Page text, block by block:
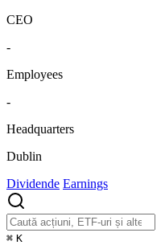
CEO
-
Employees
-
Headquarters
Dublin
Dividende Earnings
⌘ K